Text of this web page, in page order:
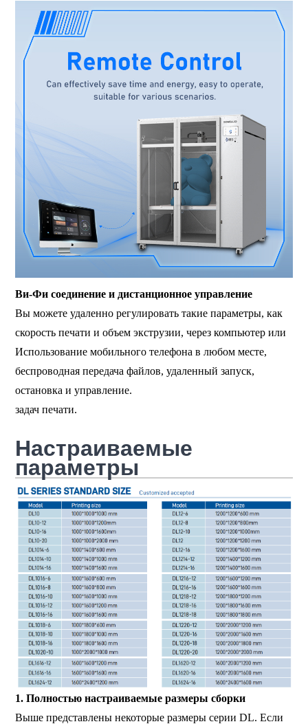
Ви-Фи соединение и дистанционное управление
Вы можете удаленно регулировать такие параметры, как
скорость печати и объем экструзии, через компьютер или
Использование мобильного телефона в любом месте,
беспроводная передача файлов, удаленный запуск,
остановка и управление.
задач печати.
Настраиваемые
параметры
1. Полностью настраиваемые размеры сборки
Выше представлены некоторые размеры серии DL. Если